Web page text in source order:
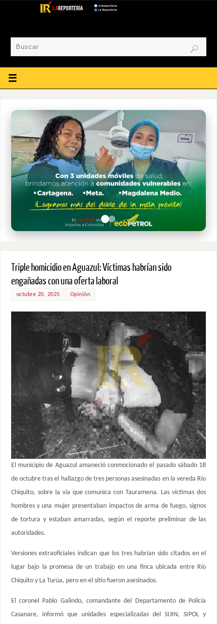
Triple homicidio en Aguazul: Víctimas habrían sido
engañadas con una oferta laboral
octubre 20, 2025 Opinión
El municipio de Aguazul amaneció conmocionado el pasado sábado 18
de octubre tras el hallazgo de tres personas asesinadas en la vereda Río
Chiquito, sobre la vía que comunica con Tauramena. Las víctimas dos
hombres y una mujer presentaban impactos de arma de fuego, signos
de tortura y estaban amarradas, según el reporte preliminar de las
autoridades.
Versiones extraoficiales indican que los tres habrían sido citados en el
lugar bajo la promesa de un trabajo en una finca ubicada entre Río
Chiquito y La Turúa, pero en el sitio fueron asesinados.
El coronel Pablo Galindo, comandante del Departamento de Policía
Casanare, informó que unidades especializadas del SIJIN, SIPOL y